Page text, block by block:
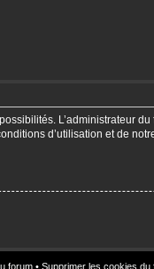
L’administrateur
d’utilisation et de
forum • Supprimer les cookies du